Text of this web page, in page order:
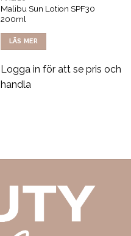
Malibu Sun Lotion SPF30
200ml
LÄS MER
Logga in för att se pris och
handla